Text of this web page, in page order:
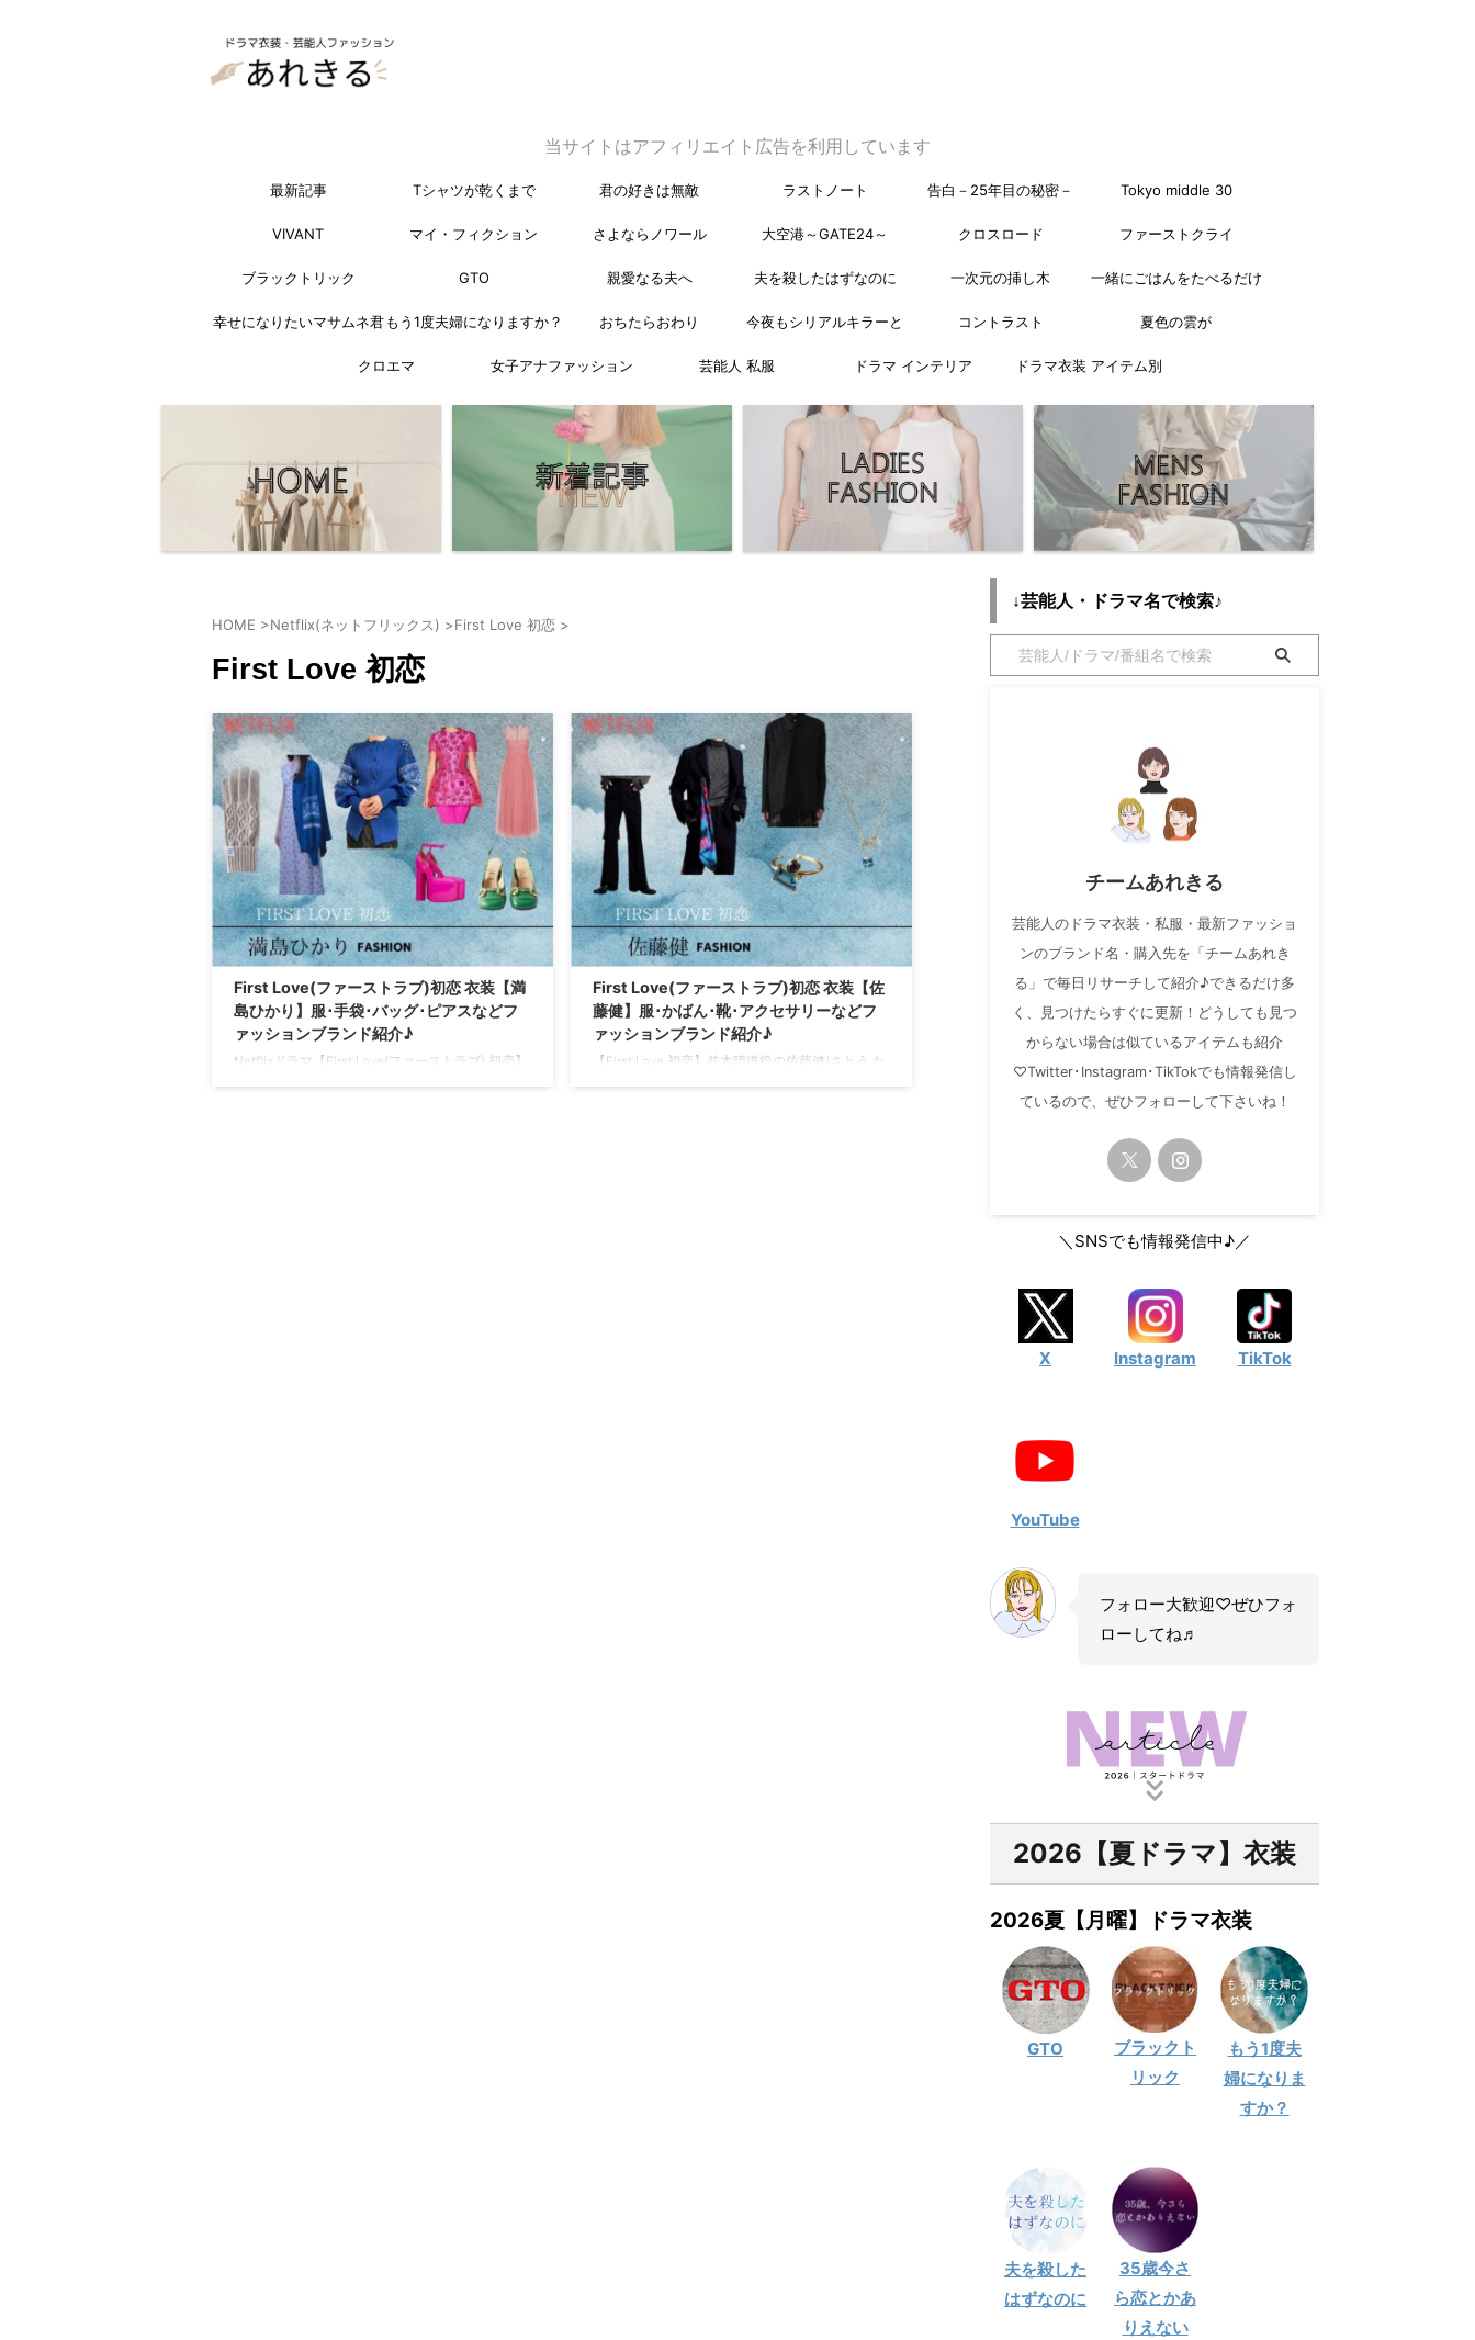
当サイトはアフィリエイト広告を利用しています
最新記事 Tシャツが乾くまで 君の好きは無敵 ラストノート 告白－25年目の秘密－ Tokyo middle 30
VIVANT マイ・フィクション さよならノワール 大空港～GATE24～ クロスロード ファーストクライ
ブラックトリック GTO 親愛なる夫へ 夫を殺したはずなのに 一次元の挿し木 一緒にごはんをたべるだけ
幸せになりたいマサムネ君 もう1度夫婦になりますか？ おちたらおわり 今夜もシリアルキラーと コントラスト 夏色の雲が
クロエマ 女子アナファッション 芸能人 私服 ドラマ インテリア ドラマ衣装 アイテム別
HOME >Netflix(ネットフリックス) >First Love 初恋 >
First Love 初恋
First Love(ファーストラブ)初恋 衣装【満
島ひかり】服･手袋･バッグ･ピアスなどフ
ァッションブランド紹介♪
Netflixドラマ【First Love(ファーストラブ) 初恋】
First Love(ファーストラブ)初恋 衣装【佐
藤健】服･かばん･靴･アクセサリーなどフ
ァッションブランド紹介♪
【First Love 初恋】並木晴道役の佐藤健(さとう た
↓芸能人・ドラマ名で検索♪
チームあれきる
芸能人のドラマ衣装・私服・最新ファッショ
ンのブランド名・購入先を「チームあれき
る」で毎日リサーチして紹介♪できるだけ多
く、見つけたらすぐに更新！どうしても見つ
からない場合は似ているアイテムも紹介
♡Twitter･Instagram･TikTokでも情報発信し
ているので、ぜひフォローして下さいね！
＼SNSでも情報発信中♪／
X Instagram TikTok
YouTube
フォロー大歓迎♡ぜひフォ
ローしてね♬
2026【夏ドラマ】衣装
2026夏【月曜】ドラマ衣装
GTO
ブラックト
リック
もう1度夫
婦になりま
すか？
夫を殺した
はずなのに
35歳今さ
ら恋とかあ
りえない